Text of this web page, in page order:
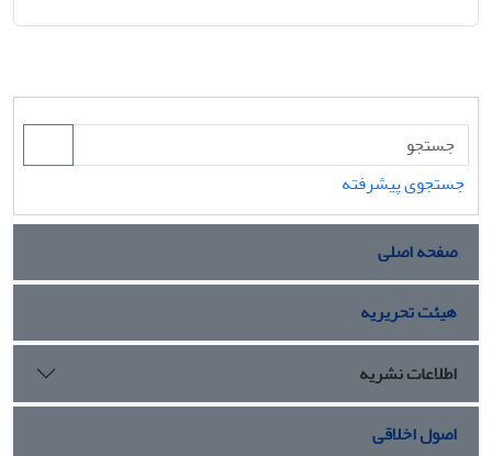
جستجوی پیشرفته
صفحه اصلی
هیئت تحریریه
اطلاعات نشریه
اصول اخلاقی